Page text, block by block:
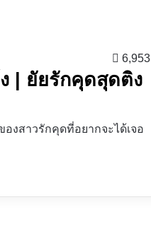
6,953
| ยัยรักคุดสุดติง
งสาวรักคุดที่อยากจะได้เจอ